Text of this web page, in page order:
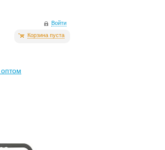
Войти
Корзина пуста